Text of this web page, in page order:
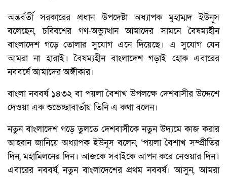
অন্তর্বর্তী সরকারের প্রধান উপদেষ্টা অধ্যাপক মুহাম্মদ ইউনূস
বলেছেন, চব্বিশের গণ-অভ্যুত্থান আমাদের সামনে বৈষম্যহীন
বাংলাদেশ গড়ে তোলার সুযোগ এনে দিয়েছে। এ সুযোগ যেন
আমরা না হারাই। বৈষম্যহীন বাংলাদেশ গড়াই হোক এবারের
নববর্ষে আমাদের অঙ্গীকার।
বাংলা নববর্ষ ১৪৩২ বা পয়লা বৈশাখ উপলক্ষে দেশবাসীর উদ্দেশে
দেওয়া এক শুভেচ্ছাবার্তায় তিনি এ কথা বলেন।
নতুন বাংলাদেশ গড়ে তুলতে দেশবাসীকে নতুন উদ্যমে কাজ করার
আহ্বান জানিয়ে অধ্যাপক ইউনূস বলেন, ‘পয়লা বৈশাখ সম্প্রীতির
দিন, মহামিলনের দিন। আজকে সবাইকে আপন করে নেওয়ার দিন।
এবারের নববর্ষ, নতুন বাংলাদেশের প্রথম নববর্ষ। আসুন, আমরা